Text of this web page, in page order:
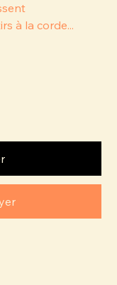
à la corde...